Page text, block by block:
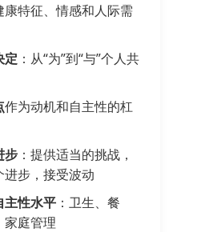
康特征、情感和人际需
定 ：从“为”到“与”个人共
作为动机和自主性的杠
步 ：提供适当的挑战，
进步，接受波动
主性水平 ：卫生、餐
家庭管理